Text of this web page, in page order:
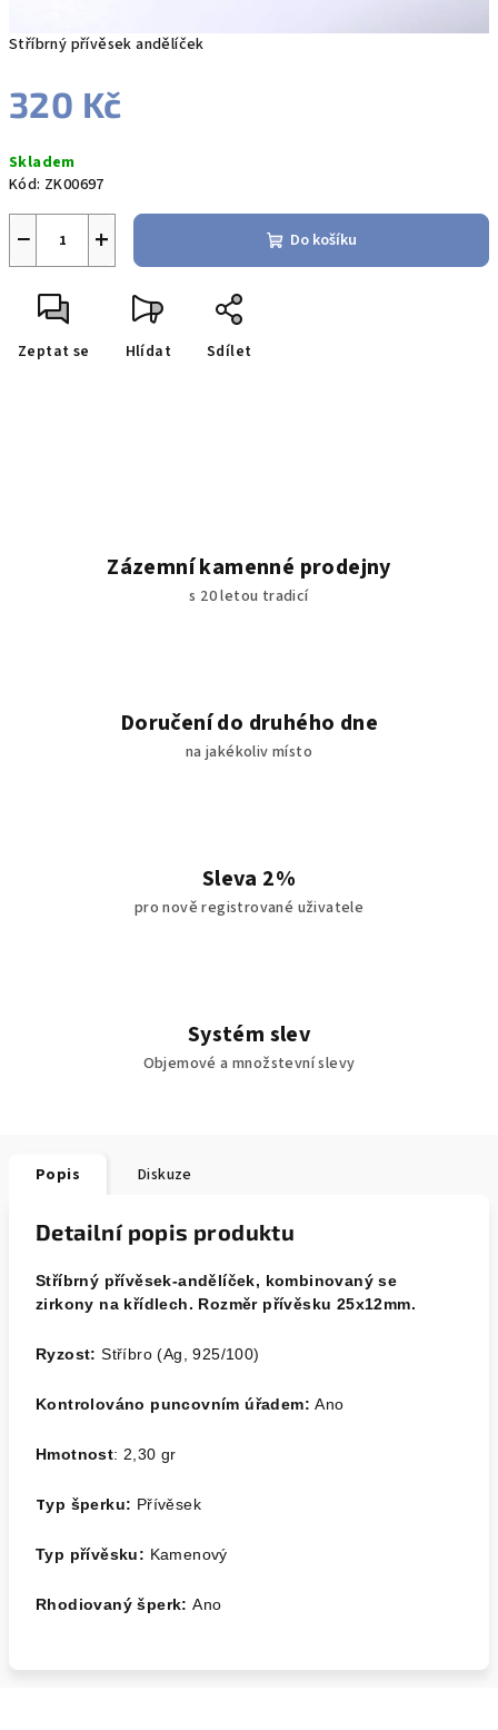
Stříbrný přívěsek andělíček
320 Kč
cena:
Skladem
Kód: ZK00697
+
− Do košíku
Zeptat se Hlídat Sdílet
Zázemní kamenné prodejny
s 20 letou tradicí
Doručení do druhého dne
na jakékoliv místo
Sleva 2%
pro nově registrované uživatele
Systém slev
Objemové a množstevní slevy
Popis Diskuze
Detailní popis produktu
Stříbrný přívěsek-andělíček, kombinovaný se
zirkony na křídlech. Rozměr přívěsku 25x12mm.
Ryzost:Stříbro (Ag, 925/100)
Kontrolováno puncovním úřadem:Ano
Hmotnost: 2,30 gr
Typ šperku: Přívěsek
Typ přívěsku: Kamenový
Rhodiovaný šperk:Ano